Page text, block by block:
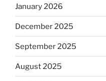
January 2026
December 2025
September 2025
August 2025